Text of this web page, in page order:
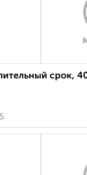
срок,